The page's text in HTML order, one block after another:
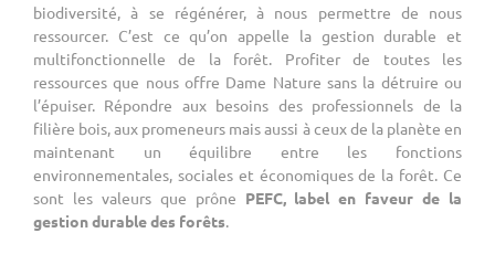
biodiversité, à se régénérer, à nous permettre de nous
ressourcer. C’est ce qu’on appelle la gestion durable et
multifonctionnelle de la forêt. Profiter de toutes les
ressources que nous offre Dame Nature sans la détruire ou
l’épuiser. Répondre aux besoins des professionnels de la
filière bois, aux promeneurs mais aussi à ceux de la planète en
maintenant un équilibre entre les fonctions
environnementales, sociales et économiques de la forêt. Ce
sont les valeurs que prône PEFC, label en faveur de la
gestion durable des forêts.